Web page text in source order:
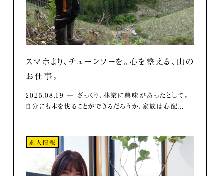
スマホより、チェーンソーを。心を整える、山の
お仕事。
2025.08.19 ― ざっくり、林業に興味があったとして。
自分にも木を伐ることができるだろうか、家族は心配...
求人情報